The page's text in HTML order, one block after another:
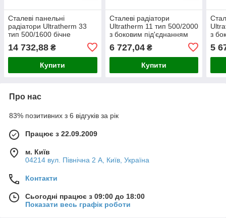
Сталеві панельні
радіатори Ultratherm 33
тип 500/1600 бічне
14 732,88 ₴
Купити
Сталеві радіатори
Ultratherm 11 тип 500/2000
з боковим під'єднанням
6 727,04₴
Купити
з
5
Про нас
83% позитивних з 6 відгуків за рік
Працює з 22.09.2009
м. Київ
04214 вул. Північна 2 А, Київ, Україна
Контакти
Сьогодні працює з 09:00 до 18:00
Показати весь графік роботи